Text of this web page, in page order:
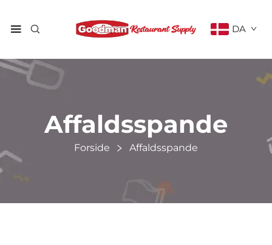
DA
Affaldsspande
Forside Affaldsspande